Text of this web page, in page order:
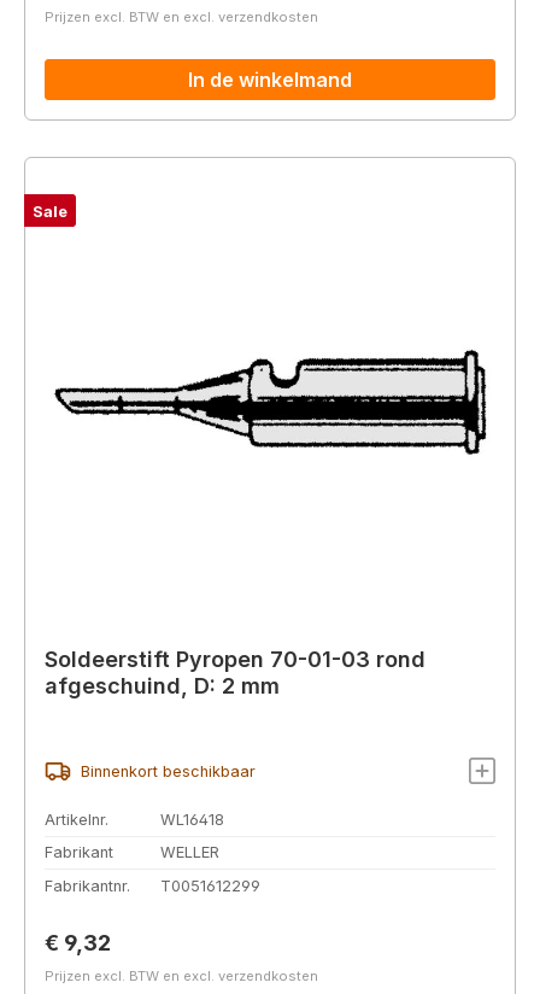
Prijzen excl. BTW en excl. verzendkosten
In de winkelmand
Sale
Soldeerstift Pyropen 70-01-03 rond
afgeschuind, D: 2 mm
Binnenkort beschikbaar
Artikelnr.
WL16418
Fabrikant
WELLER
Fabrikantnr.
T0051612299
Normale prijs:
€ 9,32
Prijzen excl. BTW en excl. verzendkosten